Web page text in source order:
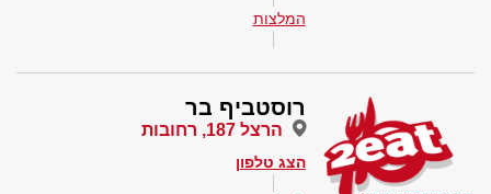
המלצות
רוסטביף בר
הרצל 187, רחובות
הצג טלפון